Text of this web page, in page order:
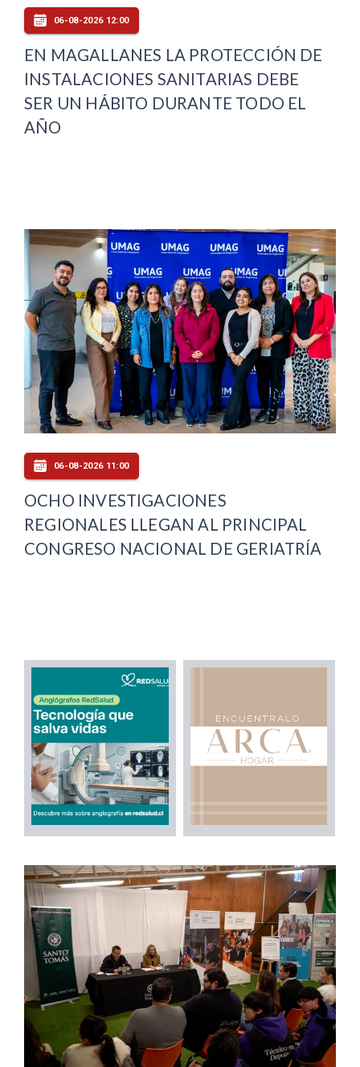
06-08-2026 12:00
EN MAGALLANES LA PROTECCIÓN DE
INSTALACIONES SANITARIAS DEBE
SER UN HÁBITO DURANTE TODO EL
AÑO
06-08-2026 11:00
OCHO INVESTIGACIONES
REGIONALES LLEGAN AL PRINCIPAL
CONGRESO NACIONAL DE GERIATRÍA